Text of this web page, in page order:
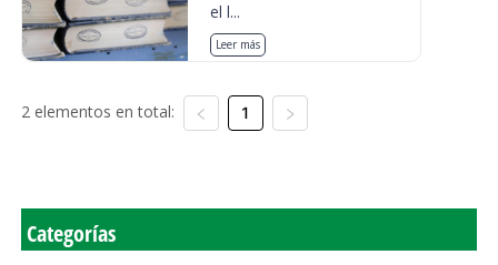
el l...
Leer más
2 elementos en total: 1
Categorías